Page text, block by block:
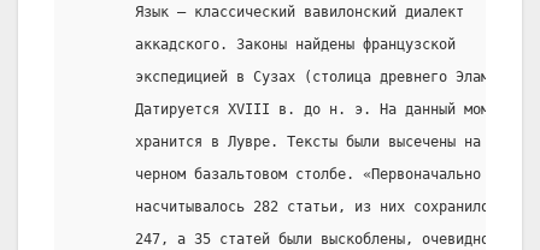
       Язык – классический вавилонский диалект
       аккадского. Законы найдены французской
       экспедицией в Сузах (столица древнего Элама).
       Датируется XVIII в. до н. э. На данный момент
       хранится в Лувре. Тексты были высечены на
       черном базальтовом столбе. «Первоначально
       насчитывалось 282 статьи, из них сохранилось
       247, а 35 статей были выскоблены, очевидно, по